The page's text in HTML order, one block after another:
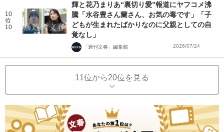
10
位
10
輝と花乃まりあ“裏切り愛”報道にヤフコメ沸
騰「水谷豊さん蘭さん、お気の毒です」「子
どもが生まれたばかりなのに父親としての自
覚なし」
「週刊文春」編集部 2026/07/24
11位から20位を見る